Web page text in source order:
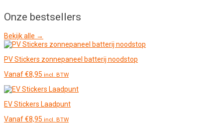
Onze bestsellers
Bekijk alle →
PV Stickers zonnepaneel batterij noodstop
Vanaf€8,95 incl. BTW
EV Stickers Laadpunt
Vanaf€8,95 incl. BTW